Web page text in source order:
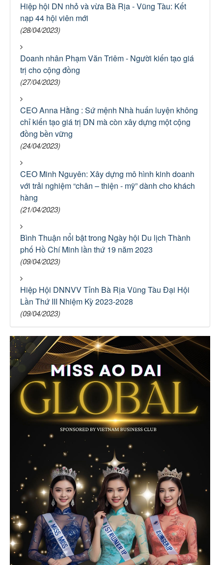
Hiệp hội DN nhỏ và vừa Bà Rịa - Vũng Tàu: Kết
nạp 44 hội viên mới
(28/04/2023)
Doanh nhân Phạm Văn Triêm - Người kiến tạo giá
trị cho cộng đồng
(27/04/2023)
CEO Anna Hằng : Sứ mệnh Nhà huấn luyện không
chỉ kiến tạo giá trị DN mà còn xây dựng một cộng
đồng bền vững
(24/04/2023)
CEO Minh Nguyên: Xây dựng mô hình kinh doanh
với trải nghiệm “chân – thiện - mỹ” dành cho khách
hàng
(21/04/2023)
Bình Thuận nổi bật trong Ngày hội Du lịch Thành
phố Hồ Chí Minh lần thứ 19 năm 2023
(09/04/2023)
Hiệp Hội DNNVV Tỉnh Bà Rịa Vũng Tàu Đại Hội
Lần Thứ III Nhiệm Kỳ 2023-2028
(09/04/2023)